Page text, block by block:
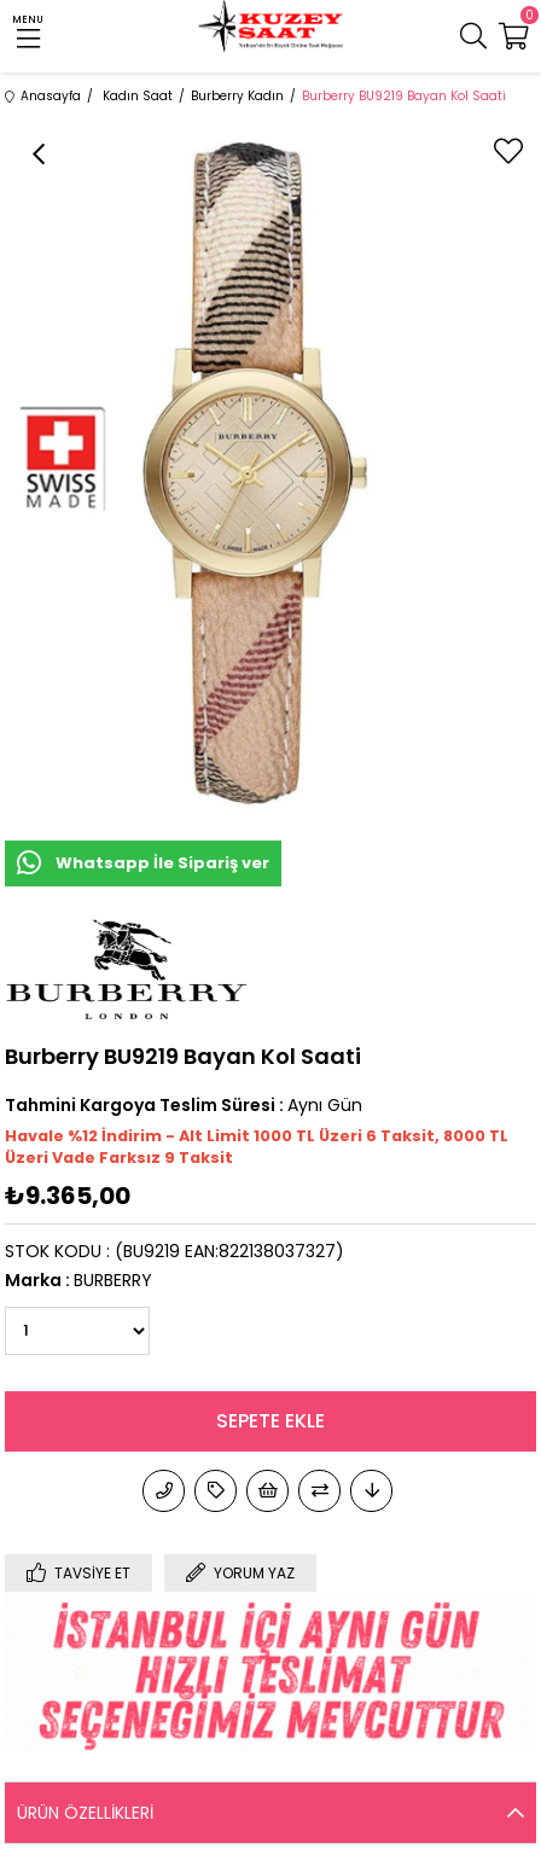
MENU 0
Anasayfa Kadın Saat Burberry Kadın Burberry BU9219 Bayan Kol Saati
Whatsapp İle Sipariş ver
Burberry BU9219 Bayan Kol Saati
Tahmini Kargoya Teslim Süresi : Aynı Gün
Havale %12 İndirim - Alt Limit 1000 TL Üzeri 6 Taksit, 8000 TL
Üzeri Vade Farksız 9 Taksit
₺9.365,00
(BU9219 EAN:822138037327)
STOK KODU
Marka : BURBERRY
TAVSIYE ET YORUM YAZ
ÜRÜN ÖZELLIKLERI